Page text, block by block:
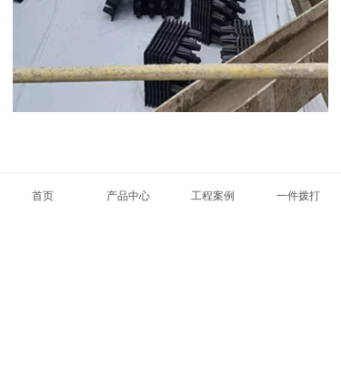
首页 产品中心 工程案例 一件拨打